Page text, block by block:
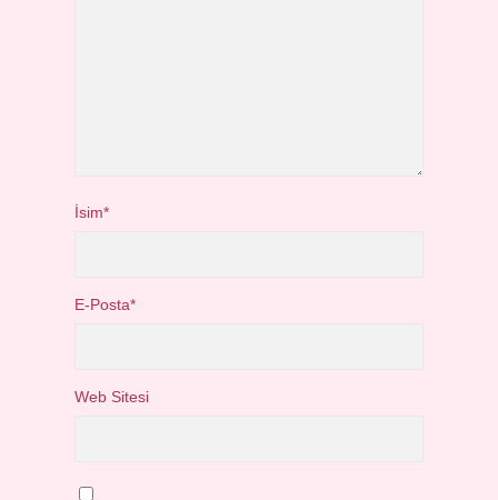
İsim*
E-Posta*
Web Sitesi